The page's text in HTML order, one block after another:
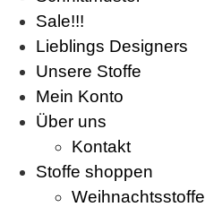
Sale!!!
Lieblings Designers
Unsere Stoffe
Mein Konto
Über uns
Kontakt
Stoffe shoppen
Weihnachtsstoffe